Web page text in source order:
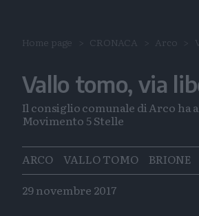
Home page CRONACA Arco
Vallo tomo, via
Il consiglio comunale di Arco ha
Movimento 5 Stelle
Tags
ARCO VALLO TOMO
BRIONE
29 novembre 2017